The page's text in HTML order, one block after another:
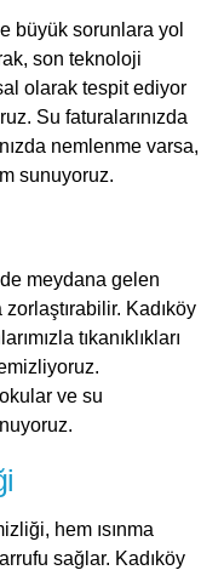
büyük sorunlara yol
son teknoloji
olarak tespit ediyor
Su faturalarınızda
nemlenme varsa,
sunuyoruz.
meydana gelen
zorlaştırabilir. Kadıköy
tıkanıklıkları
ve su
hem ısınma
sağlar. Kadıköy